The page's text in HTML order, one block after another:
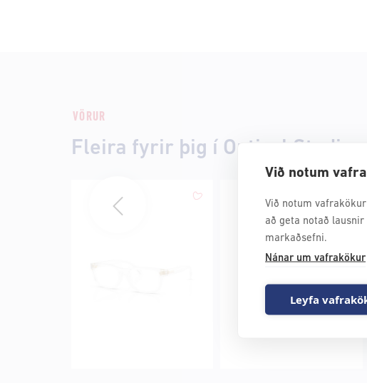
Við notum
Við notum
að geta notað
markaðsefni.
Nánar um vafrakökur
Leyfa
VÖRUR
Fleira fyrir þig í Optical Studio